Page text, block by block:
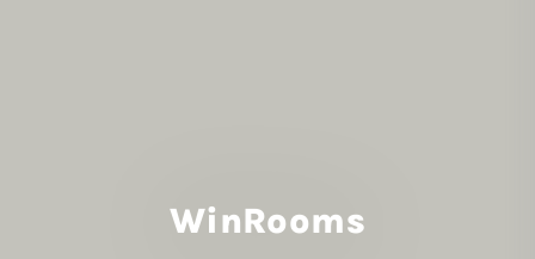
WinRooms